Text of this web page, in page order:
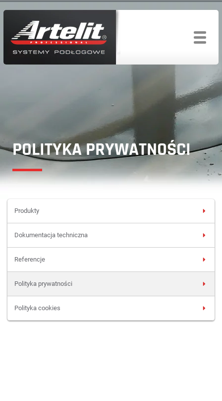
POLITYKA PRYWATNOŚCI
Produkty
Dokumentacja techniczna
Referencje
Polityka prywatności
Polityka cookies